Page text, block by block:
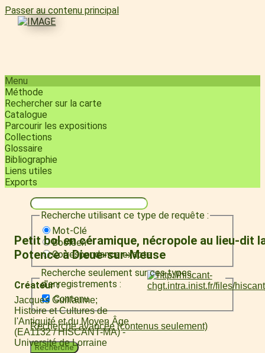
Passer au contenu principal
Menu
Méthode
Rechercher sur la carte
Catalogue
Parcourir les expositions
Collections
Glossaire
Bibliographie
Liens utiles
Exports
Recherche utilisant ce type de requête :
Mot-Clé
Booléen
Correspondance exacte
Recherche seulement sur ces types
d'enregistrements :
Contenu
Recherche avancée (contenus seulement)
Recherche
Petit bol en céramique, nécropole au lieu-dit
Potence à Dieue-sur-Meuse
Créateur
Jacques Guillaume
Histoire et Cultures de
l'Antiquité et du Moyen Âge
(EA1132 / HISCANT-MA) -
Université de Lorraine